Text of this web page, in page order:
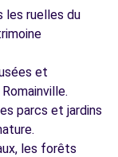
les ruelles du
et
parcs et jardins
les forêts